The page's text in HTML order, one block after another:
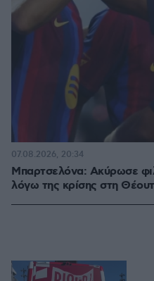
Μπαρτσελόνα: Ακύρωσε
λόγω της κρίσης στη
07.08.2026, 20:34